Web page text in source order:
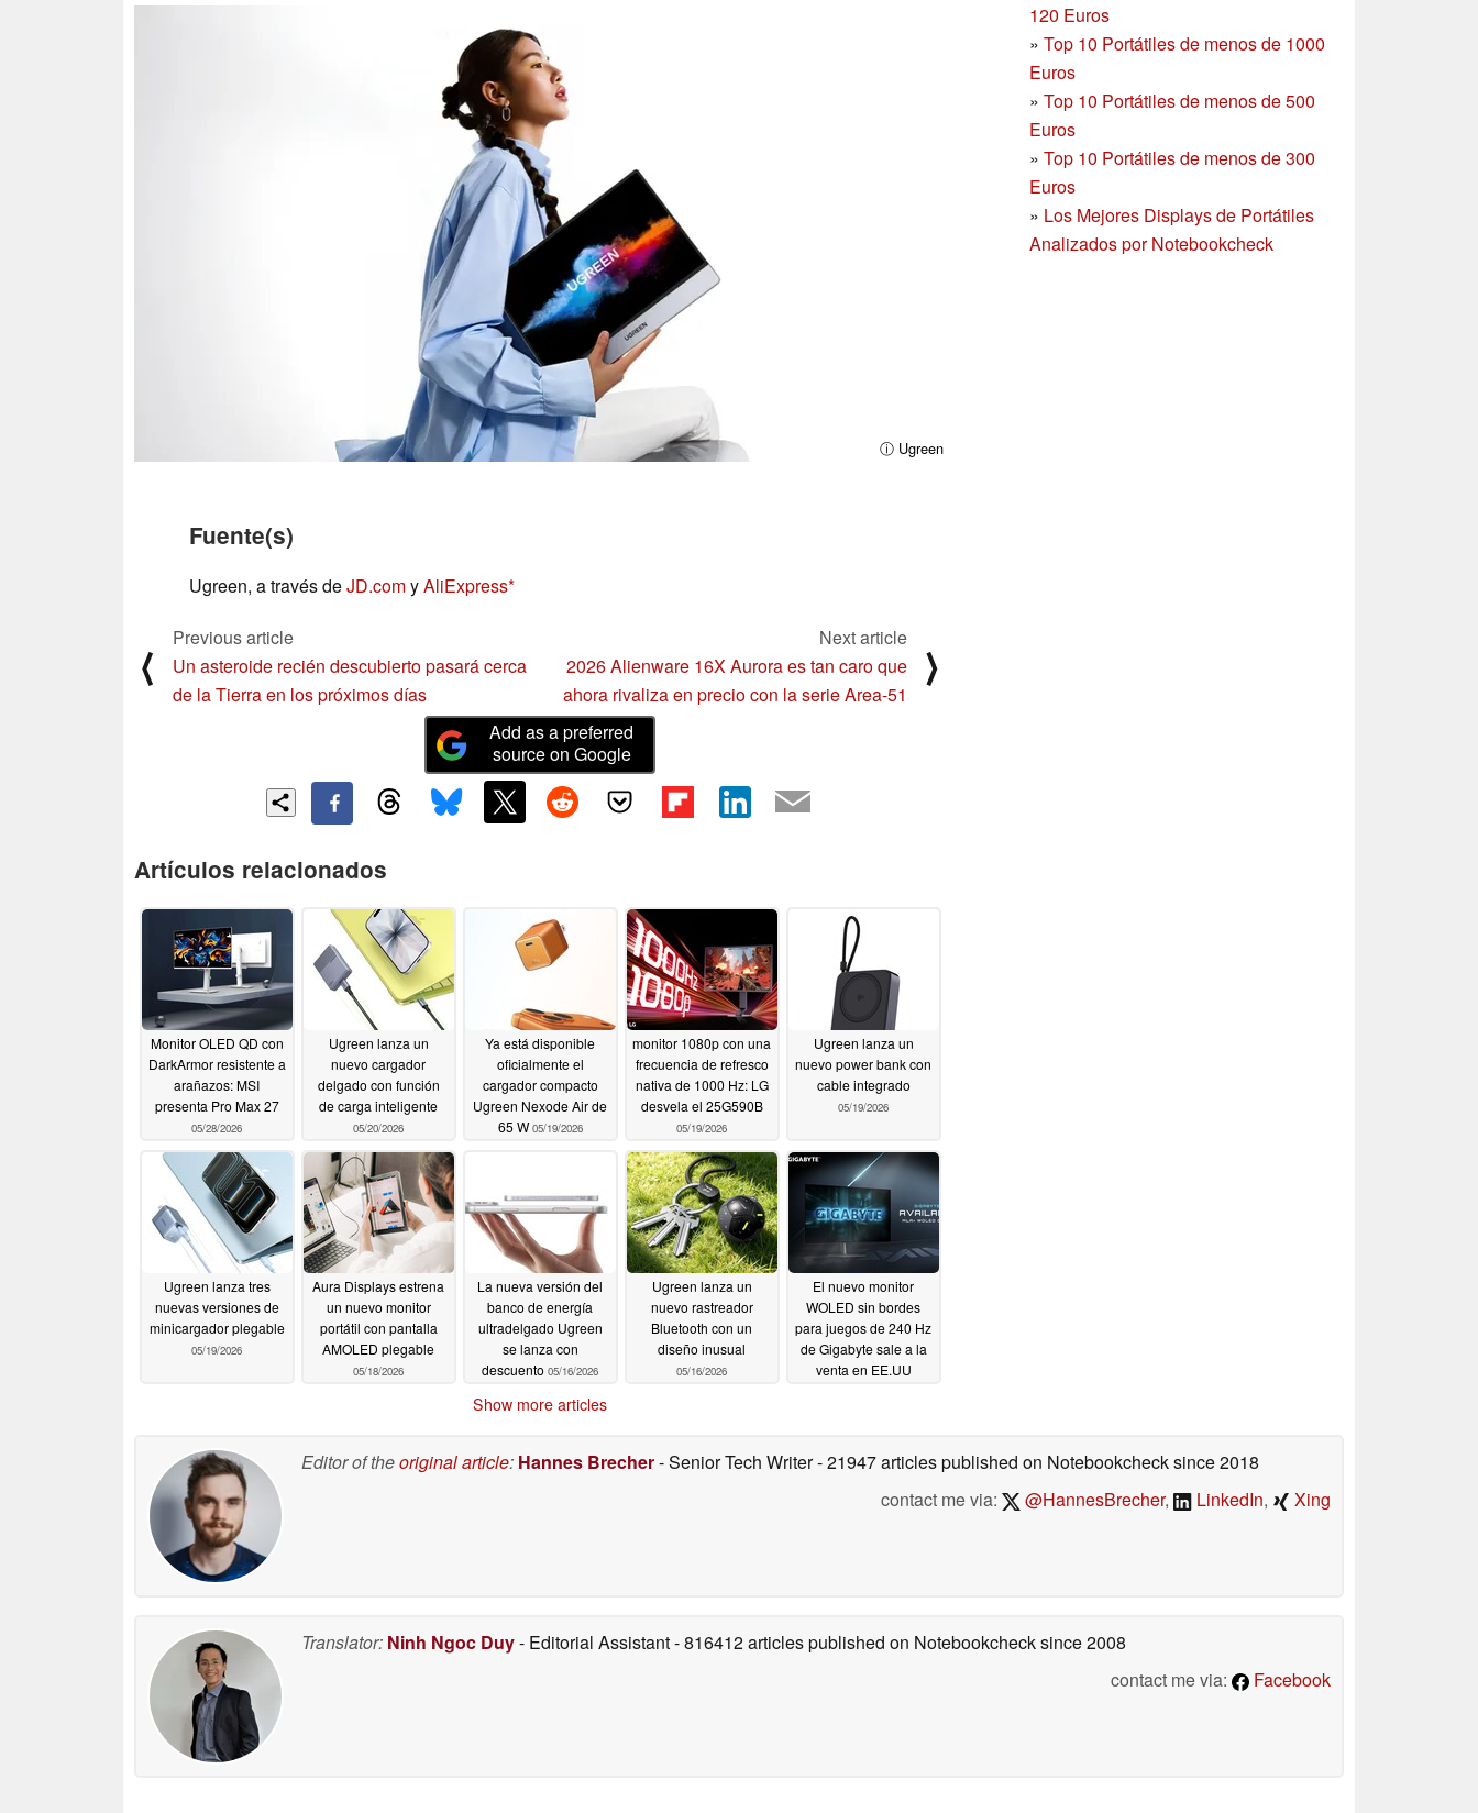
120 Euros
» Top 10 Portátiles de menos de 1000
Euros
» Top 10 Portátiles de menos de 500
Euros
» Top 10 Portátiles de menos de 300
Euros
» Los Mejores Displays de Portátiles
Analizados por Notebookcheck
ⓘ Ugreen
Fuente(s)
Ugreen, a través deJD.comyAliExpress
⟨
Previous article
Un asteroide recién descubierto pasará cerca
de la Tierra en los próximos días
Next article
2026 Alienware 16X Aurora es tan caro que
ahora rivaliza en precio con la serie Area-51
⟩
Add as a preferred
source on Google
Artículos relacionados
Monitor OLED QD con
DarkArmor resistente a
arañazos: MSI
presenta Pro Max 27
05/28/2026
Ugreen lanza un
nuevo cargador
delgado con función
de carga inteligente
05/20/2026
Ya está disponible
oficialmente el
cargador compacto
Ugreen Nexode Air de
65 W05/19/2026
monitor 1080p con una
frecuencia de refresco
nativa de 1000 Hz: LG
desvela el 25G590B
05/19/2026
Ugreen lanza un
nuevo power bank con
cable integrado
05/19/2026
Ugreen lanza tres
nuevas versiones de
minicargador plegable
05/19/2026
Aura Displays estrena
un nuevo monitor
portátil con pantalla
AMOLED plegable
05/18/2026
La nueva versión del
banco de energía
ultradelgado Ugreen
se lanza con
descuento 05/16/2026
Ugreen lanza un
nuevo rastreador
Bluetooth con un
diseño inusual
05/16/2026
El nuevo monitor
WOLED sin bordes
para juegos de 240 Hz
de Gigabyte sale a la
venta en EE.UU
Show more articles
Editor of theoriginal article: Hannes Brecher- Senior Tech Writer- 21947 articles published on Notebookchecksince 2018
contact me via:
@HannesBrecher, LinkedIn, Xing
Translator: Ninh Ngoc Duy- Editorial Assistant- 816412 articles published on Notebookchecksince 2008
contact me via:
Facebook